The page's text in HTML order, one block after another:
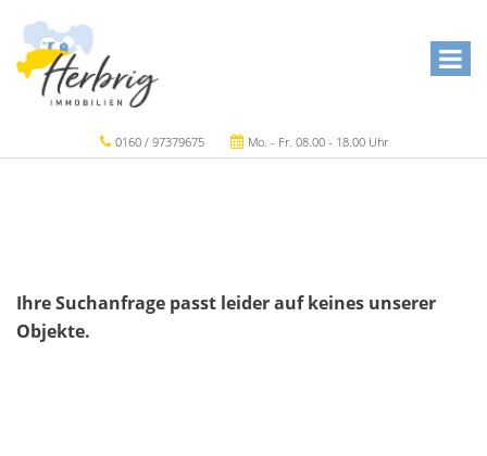
0160 / 97379675 Mo. - Fr. 08.00 - 18.00 Uhr
Ihre Suchanfrage passt leider auf keines unserer
Objekte.